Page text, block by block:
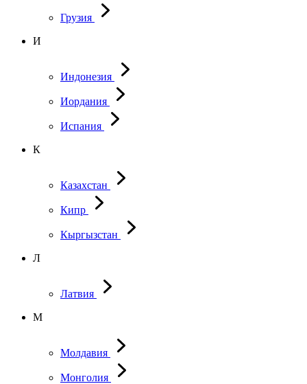
Грузия
И
Индонезия
Иордания
Испания
К
Казахстан
Кипр
Кыргызстан
Л
Латвия
М
Молдавия
Монголия